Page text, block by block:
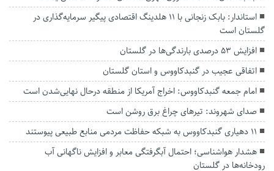
استاندار: بابک زنجانی با ۱۱ هلدینگ اقتصادی پیگیر سرمایه‌گذاری در
گلستان است
افزایش ۵۳ درصدی بارندگی‌ها در گلستان
اتفاقی عجیب در‌ گنبدکاووس و استان گلستان
امام جمعه گنبدکاووس: اخراج آمریکا از منطقه درحال نهایی‌شدن است
صدای شهروند: تیرهای چراغ برق روشن است
۱۱ دهیاری گنبدکاووس به شبکه حفاظت مردمی منابع طبیعی پیوستند
هشدار هواشناسی؛ احتمال آبگرفتگی معابر و افزایش ناگهانی آب
رودخانه‌ها در گلستان